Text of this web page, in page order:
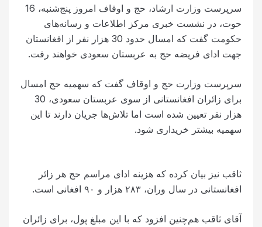
سرپرست وزارت ارشاد، حج و اوقاف امروز پنج‌شنبه، 16
حوت، در نشست خبری مرکز اطلاعات و رسانه‌های
حکومت گفت که امسال حدود 30 هزار نفر از افغانستان
جهت ادای فریضه حج به عربستان سعودی خواهند رفت.
سرپرست وزارت حج و اوقاف گفت که سهمیه حج امسال
برای زائران افغانستانی از سوی عربستان سعودی، 30
هزار نفر تعیین شده است اما تلاش‌ها جریان دارند تا این
سهمیه بیشتر خریداری شود.
ثاقب نیز بیان کرده که هزینه ادای مراسم حج هر زائر
افغانستانی در سال وران، ۲۸۳ هزار و ۹۰ افغانی است.
آقای ثاقب هم‌چنین افزود که با این مبلغ پول، برای زائران